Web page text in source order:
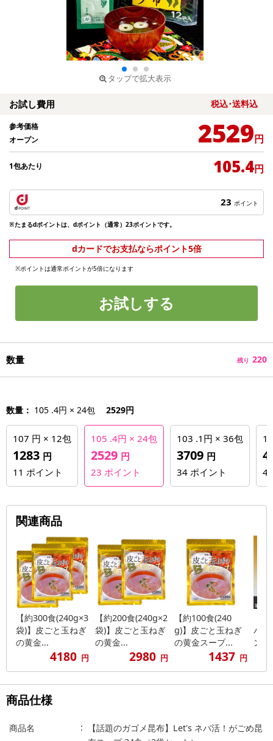
タップで拡大表示
お試し費用 税込･送料込
参考価格
オープン
2529円
1包あたり 105.4円
23 ポイント
※たまるdポイントは、dポイント（通常）23ポイントです。
dカードでお支払ならポイント5倍
※ポイントは通常ポイントが5倍になります
お試しする
数量 残り 220
数量： 105 .4円 × 24包 2529円
107 円 × 12包
1283 円
11 ポイント
105 .4円 × 24包
2529 円
23 ポイント
103 .1円 × 36包
3709 円
34 ポイント
関連商品
【約300食(240g×3
袋)】皮ごと玉ねぎ
の黄金...
4180 円
【約200食(240g×2
袋)】皮ごと玉ねぎ
の黄金...
2980 円
【約100食(240
g)】皮ごと玉ねぎ
の黄金スープ...
1437 円
パ
ン
商品仕様
商品名
【話題のガゴメ昆布】Let's ネバ活！がごめ昆